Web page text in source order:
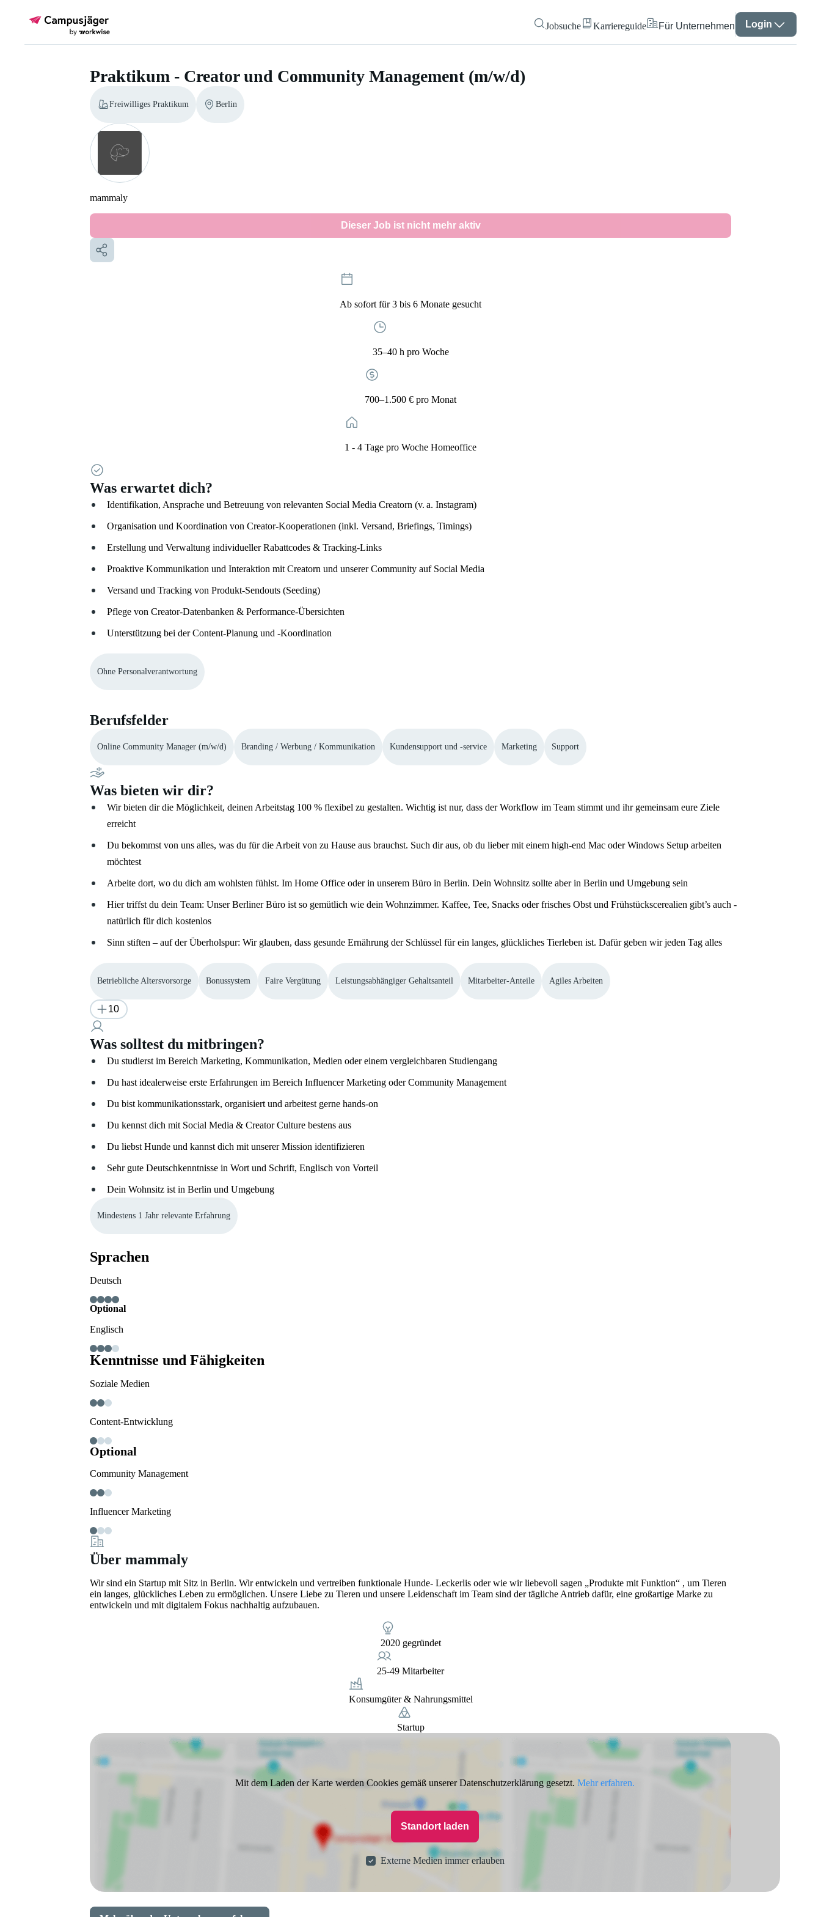
Jobsuche Karriereguide Für Unternehmen Login
Praktikum - Creator und Community Management (m/w/d)
Freiwilliges Praktikum Berlin
mammaly
Praktikum - Creator und Community Management (m/w/d)Dieser Job ist nicht mehr aktiv
Ab sofort für 3 bis 6 Monate gesucht
35–40 h pro Woche
700–1.500 € pro Monat
1 - 4 Tage pro Woche Homeoffice
Was erwartet dich?
Identifikation, Ansprache und Betreuung von relevanten Social Media Creatorn (v. a. Instagram)
Organisation und Koordination von Creator-Kooperationen (inkl. Versand, Briefings, Timings)
Erstellung und Verwaltung individueller Rabattcodes & Tracking-Links
Proaktive Kommunikation und Interaktion mit Creatorn und unserer Community auf Social Media
Versand und Tracking von Produkt-Sendouts (Seeding)
Pflege von Creator-Datenbanken & Performance-Übersichten
Unterstützung bei der Content-Planung und -Koordination
Ohne Personalverantwortung
Berufsfelder
Online Community Manager (m/w/d) Branding / Werbung / Kommunikation Kundensupport und -service Marketing Support
Was bieten wir dir?
Wir bieten dir die Möglichkeit, deinen Arbeitstag 100 % flexibel zu gestalten. Wichtig ist nur, dass der Workflow im Team stimmt und ihr gemeinsam eure Ziele
erreicht
Du bekommst von uns alles, was du für die Arbeit von zu Hause aus brauchst. Such dir aus, ob du lieber mit einem high-end Mac oder Windows Setup arbeiten
möchtest
Arbeite dort, wo du dich am wohlsten fühlst. Im Home Office oder in unserem Büro in Berlin. Dein Wohnsitz sollte aber in Berlin und Umgebung sein
Hier triffst du dein Team: Unser Berliner Büro ist so gemütlich wie dein Wohnzimmer. Kaffee, Tee, Snacks oder frisches Obst und Frühstückscerealien gibt’s auch -
natürlich für dich kostenlos
Sinn stiften – auf der Überholspur: Wir glauben, dass gesunde Ernährung der Schlüssel für ein langes, glückliches Tierleben ist. Dafür geben wir jeden Tag alles
Betriebliche Altersvorsorge Bonussystem Faire Vergütung Leistungsabhängiger Gehaltsanteil Mitarbeiter-Anteile Agiles Arbeiten
10
Was solltest du mitbringen?
Du studierst im Bereich Marketing, Kommunikation, Medien oder einem vergleichbaren Studiengang
Du hast idealerweise erste Erfahrungen im Bereich Influencer Marketing oder Community Management
Du bist kommunikationsstark, organisiert und arbeitest gerne hands-on
Du kennst dich mit Social Media & Creator Culture bestens aus
Du liebst Hunde und kannst dich mit unserer Mission identifizieren
Sehr gute Deutschkenntnisse in Wort und Schrift, Englisch von Vorteil
Dein Wohnsitz ist in Berlin und Umgebung
Mindestens 1 Jahr relevante Erfahrung
Sprachen
Deutsch
Optional
Englisch
Kenntnisse und Fähigkeiten
Soziale Medien
Content-Entwicklung
Optional
Community Management
Influencer Marketing
Über mammaly
Wir sind ein Startup mit Sitz in Berlin. Wir entwickeln und vertreiben funktionale Hunde- Leckerlis oder wie wir liebevoll sagen „Produkte mit Funktion“ , um Tieren
ein langes, glückliches Leben zu ermöglichen. Unsere Liebe zu Tieren und unsere Leidenschaft im Team sind der tägliche Antrieb dafür, eine großartige Marke zu
entwickeln und mit digitalem Fokus nachhaltig aufzubauen.
2020 gegründet
25-49 Mitarbeiter
Konsumgüter & Nahrungsmittel
Startup
Mit dem Laden der Karte werden Cookies gemäß unserer Datenschutzerklärung gesetzt. Mehr erfahren.
Standort laden
Externe Medien immer erlauben